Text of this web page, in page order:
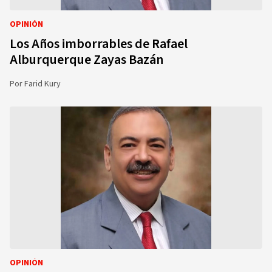
OPINIÓN
Los Años imborrables de Rafael
Alburquerque Zayas Bazán
PorFarid Kury
OPINIÓN